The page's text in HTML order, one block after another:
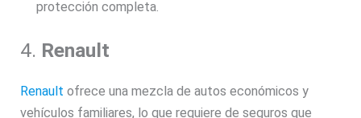
protección completa.
4. Renault
Renaultofrece una mezcla de autos económicos y
vehículos familiares, lo que requiere de seguros que